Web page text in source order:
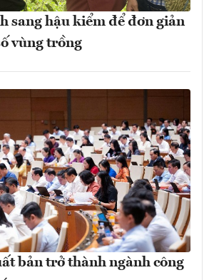
sang hậu kiểm để đơn giản
vùng trồng
bản trở thành ngành công